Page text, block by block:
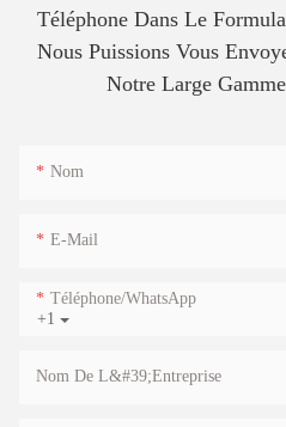
Téléphone Dans Le
Nous Puissions Vous
Notre Large
Nom
E-Mail
+1
Téléphone/WhatsApp
Nom De L&#39;entreprise